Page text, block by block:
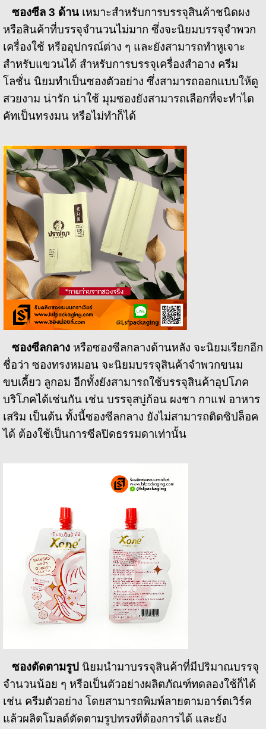
ซองซีล 3 ด้านเหมาะสำหรับการบรรจุสินค้าชนิดผง
หรือสินค้าที่บรรจุจำนวนไม่มาก ซึ่งจะนิยมบรรจุจำพวก
เครื่องใช้ หรืออุปกรณ์ต่าง ๆ และยังสามารถทำหูเจาะ
สำหรับแขวนได้ สำหรับการบรรจุเครื่องสำอาง ครีม
โลชั่น นิยมทำเป็นซองตัวอย่าง ซึ่งสามารถออกแบบให้ดู
สวยงาม น่ารัก น่าใช้ มุมซองยังสามารถเลือกที่จะทำได
คัทเป็นทรงมน หรือไม่ทำก็ได้
ซองซีลกลางหรือซองซีลกลางด้านหลัง จะนิยมเรียกอีก
ชื่อว่า ซองทรงหมอน จะนิยมบรรจุสินค้าจำพวกขนม
ขบเคี้ยว ลูกอม อีกทั้งยังสามารถใช้บรรจุสินค้าอุปโภค
บริโภคได้เช่นกัน เช่น บรรจุสบู่ก้อน ผงชา กาแฟ อาหาร
เสริม เป็นต้น ทั้งนี้ซองซีลกลาง ยังไม่สามารถติดซิปล็อค
ได้ ต้องใช้เป็นการซีลปิดธรรมดาเท่านั้น
ซองตัดตามรูป นิยมนำมาบรรจุสินค้าที่มีปริมาณบรรจุ
จำนวนน้อย ๆ หรือเป็นตัวอย่างผลิตภัณฑ์ทดลองใช้ก็ได้
เช่น ครีมตัวอย่าง โดยสามารถพิมพ์ลายตามอาร์ตเวิร์ค
แล้วผลิตโมลด์ตัดตามรูปทรงที่ต้องการได้ และยัง